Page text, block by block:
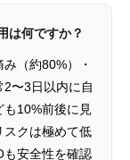
は何ですか？
（約80%）・
〜3日以内に自
10%前後に見
スクは極めて低
も安全性を確認